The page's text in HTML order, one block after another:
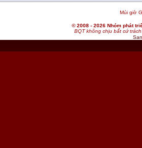
Múi giờ
© 2008 - 2026 Nhóm phát
BQT không chịu bất cứ